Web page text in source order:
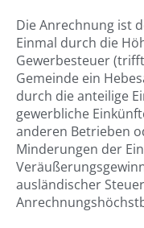
Die Anrechnung ist
Einmal durch die
Gewerbesteuer
Gemeinde ein
durch die anteilige
gewerbliche
anderen Betrieben
Minderungen der
ausländischer